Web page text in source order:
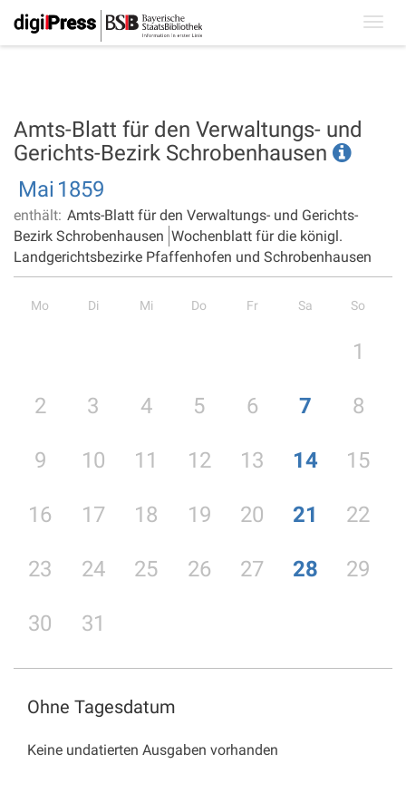
Amts-Blatt für den Verwaltungs- und
Gerichts-Bezirk Schrobenhausen
Mai 1859
enthält: Amts-Blatt für den Verwaltungs- und Gerichts-
Bezirk Schrobenhausen Wochenblatt für die königl.
Landgerichtsbezirke Pfaffenhofen und Schrobenhausen
Mo Di Mi Do Fr Sa So
1
2 3 4 5 6 7 8
9 10 11 12 13 14 15
16 17 18 19 20 21 22
23 24 25 26 27 28 29
30 31
Ohne Tagesdatum
Keine undatierten Ausgaben vorhanden